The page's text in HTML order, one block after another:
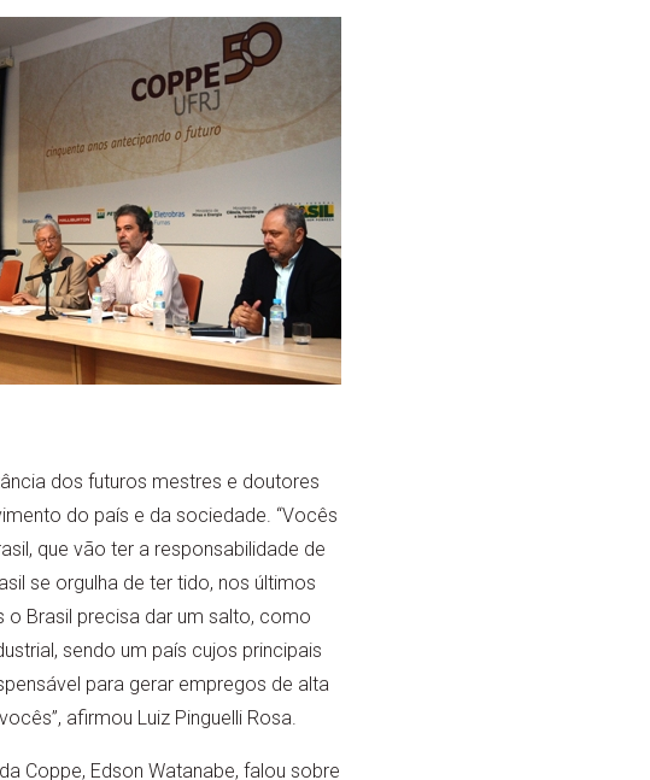
dos futuros mestres e doutores
do país e da sociedade. “Vocês
que vão ter a responsabilidade de
se orgulha de ter tido, nos últimos
o Brasil precisa dar um salto, como
sendo um país cujos principais
para gerar empregos de alta
afirmou Luiz Pinguelli Rosa.
Coppe, Edson Watanabe, falou sobre